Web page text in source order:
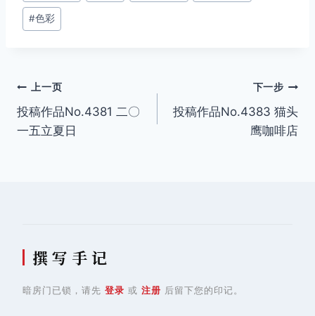
签：
#色彩
文
章
上一页
投稿作品No.4381 二〇
一五立夏日
下一步
投稿作品No.4383 猫头
鹰咖啡店
撰 写 手 记
暗房门已锁，请先 登录 或 注册 后留下您的印记。